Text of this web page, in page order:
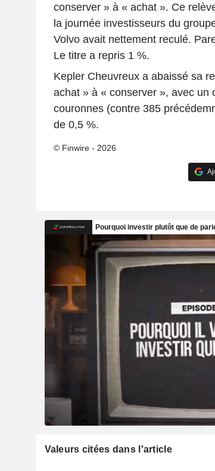
conserver » à « achat ». Ce
la journée investisseurs du
Volvo avait nettement reculé.
Le titre a repris 1 %.
Kepler Cheuvreux a abaissé sa
achat » à « conserver », avec un
couronnes (contre 385
de 0,5 %.
© Finwire - 2026
Valeurs citées dans l'article